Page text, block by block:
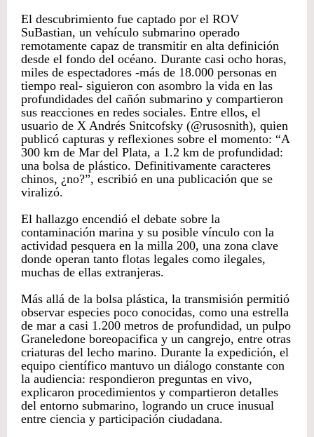
El descubrimiento fue captado por el ROV
SuBastian, un vehículo submarino operado
remotamente capaz de transmitir en alta definición
desde el fondo del océano. Durante casi ocho horas,
miles de espectadores -más de 18.000 personas en
tiempo real- siguieron con asombro la vida en las
profundidades del cañón submarino y compartieron
sus reacciones en redes sociales. Entre ellos, el
usuario de X Andrés Snitcofsky (@rusosnith), quien
publicó capturas y reflexiones sobre el momento: “A
300 km de Mar del Plata, a 1.2 km de profundidad:
una bolsa de plástico. Definitivamente caracteres
chinos, ¿no?”, escribió en una publicación que se
viralizó.
El hallazgo encendió el debate sobre la
contaminación marina y su posible vínculo con la
actividad pesquera en la milla 200, una zona clave
donde operan tanto flotas legales como ilegales,
muchas de ellas extranjeras.
Más allá de la bolsa plástica, la transmisión permitió
observar especies poco conocidas, como una estrella
de mar a casi 1.200 metros de profundidad, un pulpo
Graneledone boreopacifica y un cangrejo, entre otras
criaturas del lecho marino. Durante la expedición, el
equipo científico mantuvo un diálogo constante con
la audiencia: respondieron preguntas en vivo,
explicaron procedimientos y compartieron detalles
del entorno submarino, logrando un cruce inusual
entre ciencia y participación ciudadana.